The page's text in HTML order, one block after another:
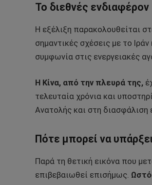
Το διεθνές ενδιαφέρον
Η εξέλιξη παρακολουθείται
σημαντικές σχέσεις με το
συμφωνία στις ενεργειακές
Η Κίνα, από την πλευρά της,
τελευταία χρόνια και
Ανατολής και στη διασφάλιση
Πότε μπορεί να
Παρά τη θετική εικόνα που
επιβεβαιωθεί επισήμως.